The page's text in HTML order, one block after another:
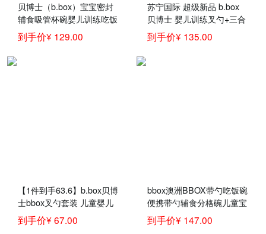
贝博士（b.box）宝宝密封
辅食吸管杯碗婴儿训练吃饭
喝汤叉勺子保温碗套装零食
碗澳洲bbox儿童餐具 蓝绿
到手价¥ 129.00
苏宁国际 超级新品 b.box
贝博士 婴儿训练叉勺+三合
一吸管碗 儿童餐具宝宝吃
饭叉子 辅食碗 套装 【购买
到手价¥ 135.00
【1件到手63.6】b.box贝博
士bbox叉勺套装 儿童婴儿
叉子勺子弯头勺 宝宝儿童
餐具训练勺 柠檬黄
到手价¥ 67.00
bbox澳洲BBOX带勺吃饭碗
便携带勺辅食分格碗儿童宝
宝防摔餐具套装
到手价¥ 147.00